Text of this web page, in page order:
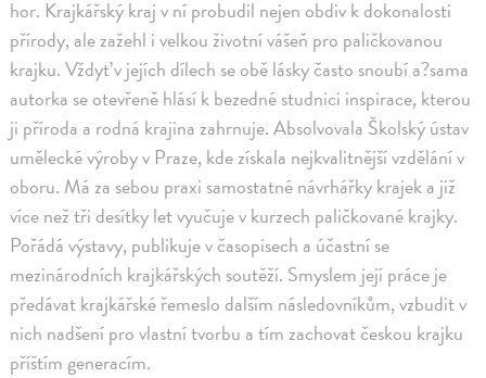
hor. Krajkářský kraj v ní probudil nejen obdiv k dokonalosti
přírody, ale zažehl i velkou životní vášeň pro paličkovanou
krajku. Vždyť v jejích dílech se obě lásky často snoubí a?sama
autorka se otevřeně hlásí k bezedné studnici inspirace, kterou
ji příroda a rodná krajina zahrnuje. Absolvovala Školský ústav
umělecké výroby v Praze, kde získala nejkvalitnější vzdělání v
oboru. Má za sebou praxi samostatné návrhářky krajek a již
více než tři desítky let vyučuje v kurzech paličkované krajky.
Pořádá výstavy, publikuje v časopisech a účastní se
mezinárodních krajkářských soutěží. Smyslem její práce je
předávat krajkářské řemeslo dalším následovníkům, vzbudit v
nich nadšení pro vlastní tvorbu a tím zachovat českou krajku
příštím generacím.